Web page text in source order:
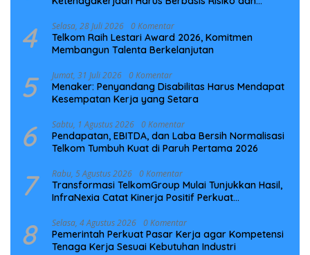
4 Selasa, 28 Juli 2026 0 Komentar
Telkom Raih Lestari Award 2026, Komitmen
Membangun Talenta Berkelanjutan
5 Jumat, 31 Juli 2026 0 Komentar
Menaker: Penyandang Disabilitas Harus Mendapat
Kesempatan Kerja yang Setara
6 Sabtu, 1 Agustus 2026 0 Komentar
Pendapatan, EBITDA, dan Laba Bersih Normalisasi
Telkom Tumbuh Kuat di Paruh Pertama 2026
7 Rabu, 5 Agustus 2026 0 Komentar
Transformasi TelkomGroup Mulai Tunjukkan Hasil,
InfraNexia Catat Kinerja Positif Perkuat
8 Selasa, 4 Agustus 2026 0 Komentar
Pemerintah Perkuat Pasar Kerja agar Kompetensi
Tenaga Kerja Sesuai Kebutuhan Industri